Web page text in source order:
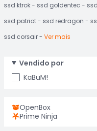
 Departamentos
Cupons
 Ativar tradutor em
ssd ktrok ssd goldentec
ssd patriot
ssd redragon
ssd corsair
Ver mais
Vendido por
KaBuM!
OpenBox
Prime Ninja